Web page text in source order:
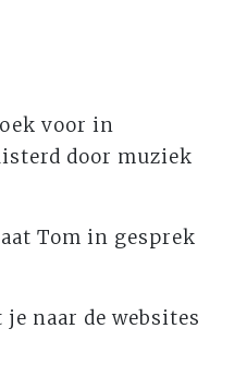
voor in
door muziek
Tom in gesprek
naar de websites